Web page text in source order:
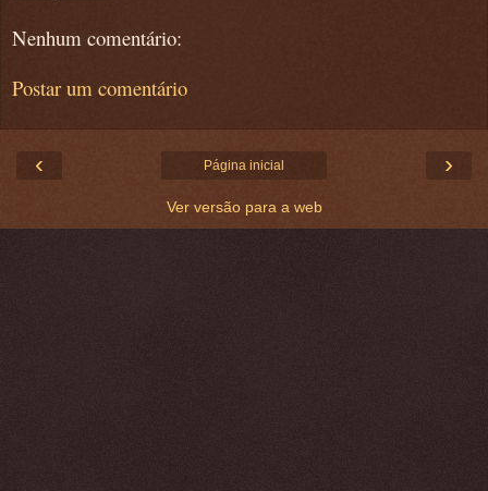
Nenhum comentário:
Postar um comentário
‹ ›
Página inicial
Ver versão para a web